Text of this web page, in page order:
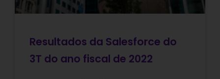
Resultados da Salesforce do
3T do ano fiscal de 2022